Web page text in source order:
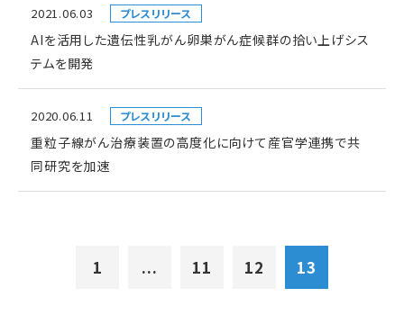
2021.06.03 プレスリリース
AIを活用した遺伝性乳がん卵巣がん症候群の拾い上げシス
テムを開発
2020.06.11 プレスリリース
重粒子線がん治療装置の高度化に向けて産官学連携で共
同研究を加速
1 ... 11 12 13